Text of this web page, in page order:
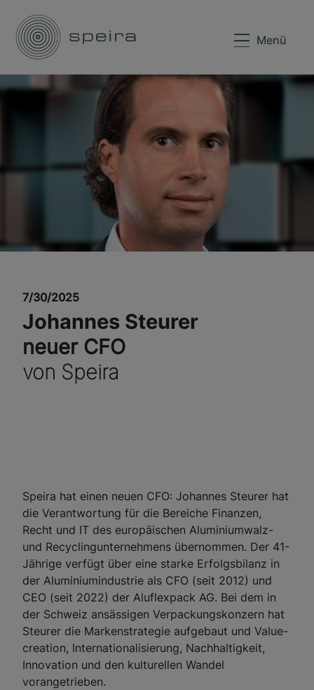
Menü
7/30/2025
Johannes Steurer
neuer CFO
von Speira
Speira hat einen neuen CFO: Johannes Steurer hat
die Verantwortung für die Bereiche Finanzen,
Recht und IT des europäischen Aluminiumwalz-
und Recyclingunternehmens übernommen. Der 41-
Jährige verfügt über eine starke Erfolgsbilanz in
der Aluminiumindustrie als CFO (seit 2012) und
CEO (seit 2022) der Aluflexpack AG. Bei dem in
der Schweiz ansässigen Verpackungskonzern hat
Steurer die Markenstrategie aufgebaut und Value-
creation, Internationalisierung, Nachhaltigkeit,
Innovation und den kulturellen Wandel
vorangetrieben.